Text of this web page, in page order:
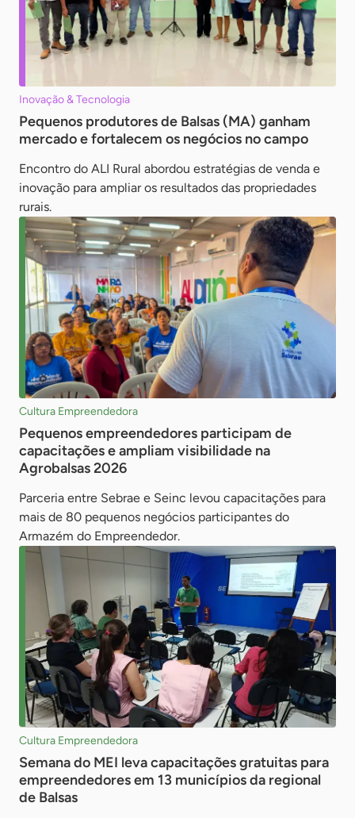
Inovação & Tecnologia
Pequenos produtores de Balsas (MA) ganham
mercado e fortalecem os negócios no campo
Encontro do ALI Rural abordou estratégias de venda e
inovação para ampliar os resultados das propriedades
rurais.
Cultura Empreendedora
Pequenos empreendedores participam de
capacitações e ampliam visibilidade na
Agrobalsas 2026
Parceria entre Sebrae e Seinc levou capacitações para
mais de 80 pequenos negócios participantes do
Armazém do Empreendedor.
Cultura Empreendedora
Semana do MEI leva capacitações gratuitas para
empreendedores em 13 municípios da regional
de Balsas